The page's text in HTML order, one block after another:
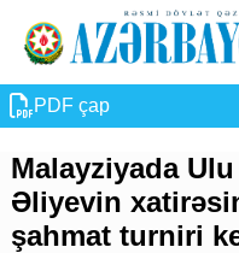
PDF çap
Malayziyada
Əliyevin
şahmat turniri